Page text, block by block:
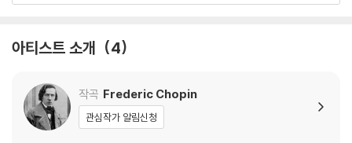
아티스트 소개 4
작곡 Frederic Chopin
관심작가 알림신청